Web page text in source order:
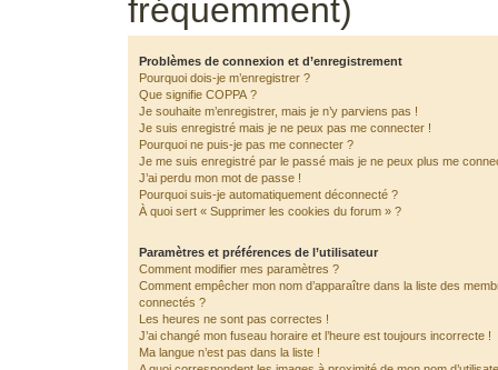
fréquemment)
Problèmes de connexion et d’enregistrement
Pourquoi dois-je m’enregistrer ?
Que signifie COPPA ?
Je souhaite m’enregistrer, mais je n’y parviens pas !
Je suis enregistré mais je ne peux pas me connecter !
Pourquoi ne puis-je pas me connecter ?
Je me suis enregistré par le passé mais je ne peux plus me
J’ai perdu mon mot de passe !
Pourquoi suis-je automatiquement déconnecté ?
À quoi sert « Supprimer les cookies du forum » ?
Paramètres et préférences de l’utilisateur
Comment modifier mes paramètres ?
Comment empêcher mon nom d’apparaître dans la liste des
connectés ?
Les heures ne sont pas correctes !
J’ai changé mon fuseau horaire et l’heure est toujours incorrecte !
Ma langue n’est pas dans la liste !